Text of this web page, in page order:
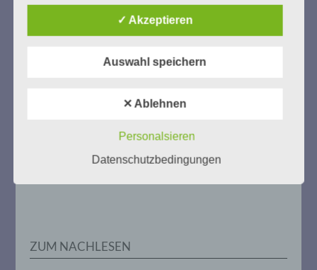
Zum 13. Monat des Gedenkens in Hamburg-
Gedenken als Erinnerung für eine Zukunft, die ein
Vom 20. April bis 14. Juni 2026
Weitere Informationen:gedenken-eimsbuettel.de
ZUM NACHLESEN
deren personenbezogene Daten von dem
für die Verarbeitung Verantwortlichen
Verarbeitung ist jeder mit oder ohne Hilfe
Vorgang oder jede solche Vorgangsreihe
personenbezogenen Daten wie das
das Ordnen, die Speicherung, die
Bereitstellung, den Abgleich oder die
Verknüpfung, die Einschränkung, das
✓ Akzeptieren
Auswahl speichern
✕ Ablehnen
Personalsieren
Datenschutzbedingungen